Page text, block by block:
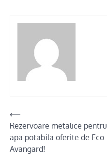
Post
navigation
⟵
Rezervoare metalice pentru
apa potabila oferite de Eco
Avangard!